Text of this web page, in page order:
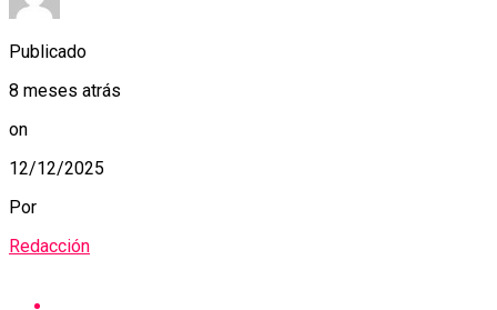
Publicado
8 meses atrás
on
12/12/2025
Por
Redacción